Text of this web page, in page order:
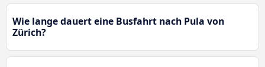
Wie lange dauert eine Busfahrt nach Pula von
Zürich?